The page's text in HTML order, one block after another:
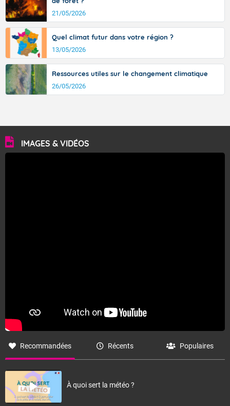
21/05/2026
Quel climat futur dans votre région ?
13/05/2026
Ressources utiles sur le changement climatique
26/05/2026
IMAGES & VIDÉOS
Recommandées Récents Populaires
À quoi sert la météo ?